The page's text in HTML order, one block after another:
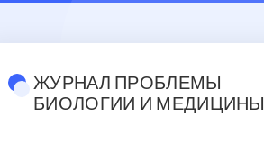
ЖУРНАЛ ПРОБЛЕМЫ
БИОЛОГИИ И МЕДИЦИНЫ